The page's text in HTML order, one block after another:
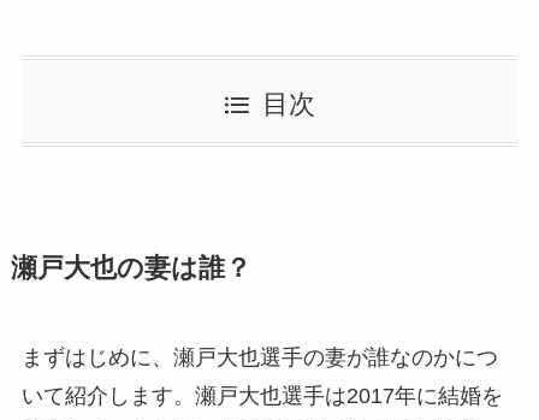
目次
瀬戸大也の妻は誰？
まずはじめに、瀬戸大也選手の妻が誰なのかにつ
いて紹介します。瀬戸大也選手は2017年に結婚を